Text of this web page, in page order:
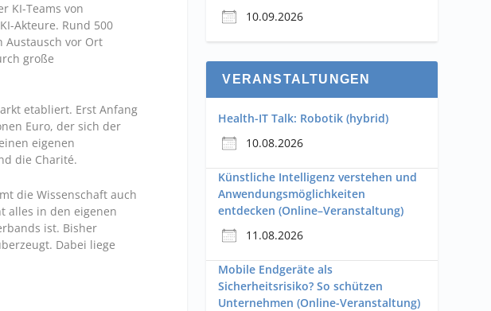
KI-Teams von
Akteure. Rund 500
Austausch vor Ort
große
etabliert. Erst Anfang
Euro, der sich der
eigenen
die Charité.
die Wissenschaft auch
alles in den eigenen
ist. Bisher
Dabei liege
10.09.2026
VERANSTALTUNGEN
Health-IT Talk: Robotik (hybrid)
10.08.2026
Künstliche Intelligenz verstehen und
Anwendungsmöglichkeiten
entdecken (Online–Veranstaltung)
11.08.2026
Mobile Endgeräte als
Sicherheitsrisiko? So schützen
Unternehmen (Online-Veranstaltung)